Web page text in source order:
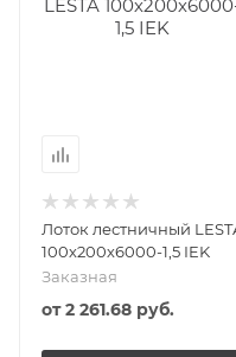
Лоток лестничный
100х200х6000-1,5 IEK
Заказная
от2 261.68 руб.